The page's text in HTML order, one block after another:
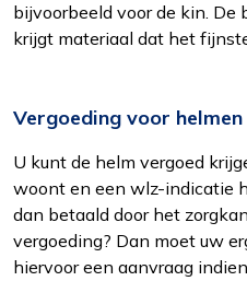
bijvoorbeeld voor de kin. De
krijgt materiaal dat het
Vergoeding voor helmen
U kunt de helm vergoed
woont en een wlz-indicatie
dan betaald door het
vergoeding? Dan moet uw
hiervoor een aanvraag